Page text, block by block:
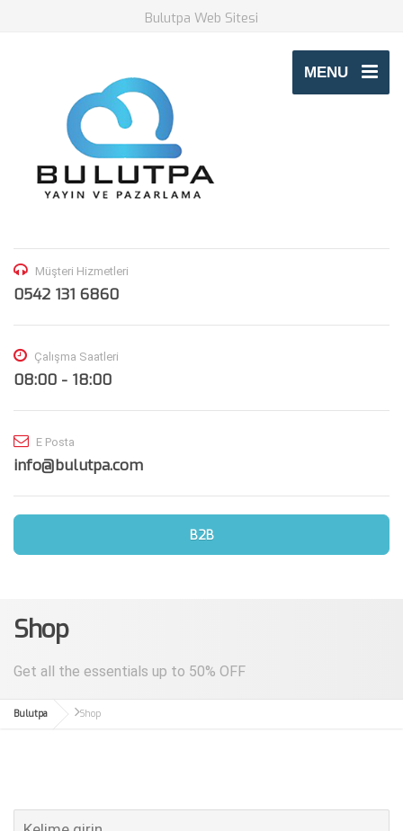
Bulutpa Web Sitesi
MENU
Müşteri Hizmetleri
0542 131 6860
Çalışma Saatleri
08:00 - 18:00
E Posta
info@bulutpa.com
B2B
Shop
Get all the essentials up to 50% OFF
Bulutpa Shop
Search